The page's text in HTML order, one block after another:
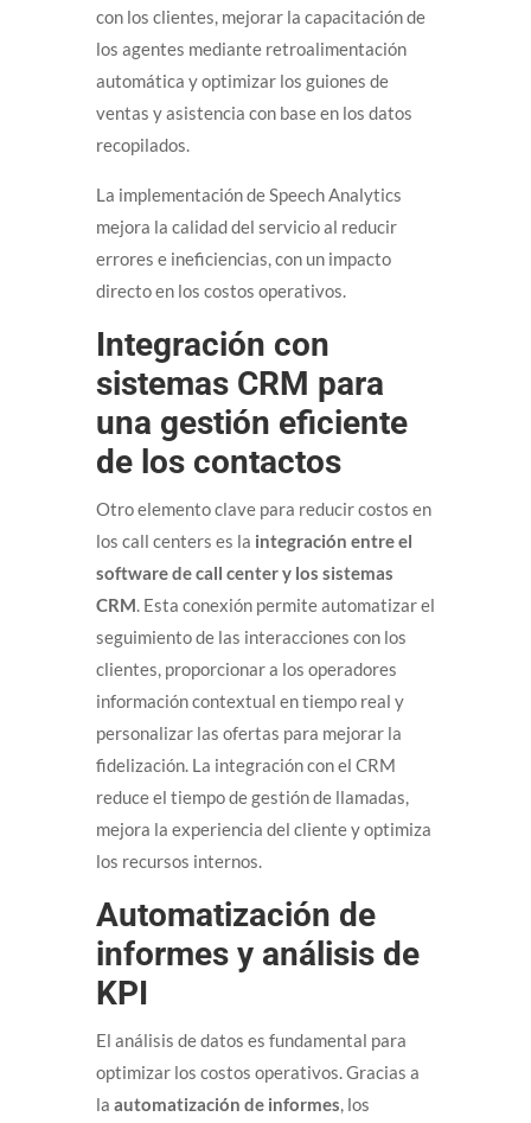
con los clientes, mejorar la capacitación de
los agentes mediante retroalimentación
automática y optimizar los guiones de
ventas y asistencia con base en los datos
recopilados.
La implementación de Speech Analytics
mejora la calidad del servicio al reducir
errores e ineficiencias, con un impacto
directo en los costos operativos.
Integración con
sistemas CRM para
una gestión eficiente
de los contactos
Otro elemento clave para reducir costos en
los call centers es la integración entre el
software de call center y los sistemas
CRM. Esta conexión permite automatizar el
seguimiento de las interacciones con los
clientes, proporcionar a los operadores
información contextual en tiempo real y
personalizar las ofertas para mejorar la
fidelización. La integración con el CRM
reduce el tiempo de gestión de llamadas,
mejora la experiencia del cliente y optimiza
los recursos internos.
Automatización de
informes y análisis de
KPI
El análisis de datos es fundamental para
optimizar los costos operativos. Gracias a
la automatización de informes, los